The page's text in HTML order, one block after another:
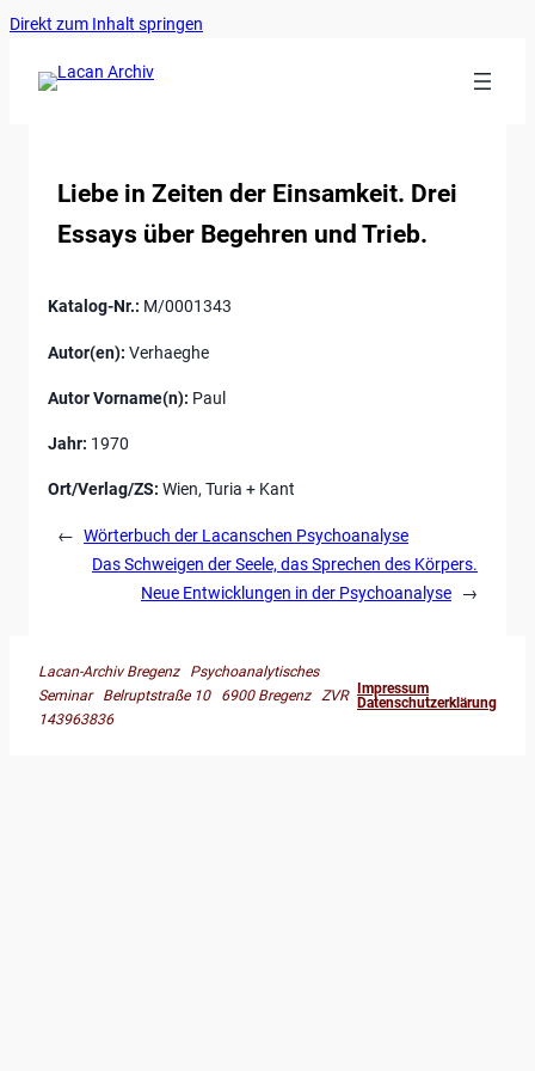
Direkt zum Inhalt springen
Liebe in Zeiten der Einsamkeit. Drei
Essays über Begehren und Trieb.
Katalog-Nr.: M/0001343
Autor(en): Verhaeghe
Autor Vorname(n): Paul
Jahr: 1970
Ort/Verlag/ZS: Wien, Turia + Kant
← Wörterbuch der Lacanschen Psychoanalyse
Das Schweigen der Seele, das Sprechen des Körpers.
Neue Entwicklungen in der Psychoanalyse
→
Lacan-Archiv Bregenz Psychoanalytisches
Seminar Belruptstraße 10 6900 Bregenz ZVR
143963836
Impressum
Datenschutzerklärung